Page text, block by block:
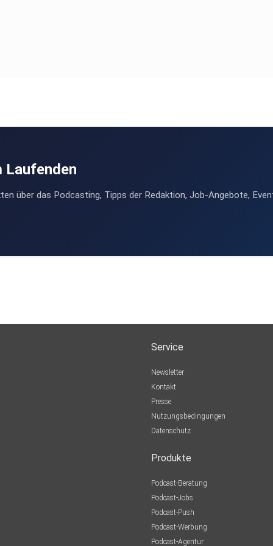
Laufenden
über das Podcasting, Tipps der Redaktion, Job-Angebote,
Service
Newsletter
Kontakt
Presse
Nutzungsbedingungen
Datenschutz
Produkte
Podcast-Beratung
Podcast-Jobs
Podcast-Push
Podcast-Werbung
Podcast-Agentur